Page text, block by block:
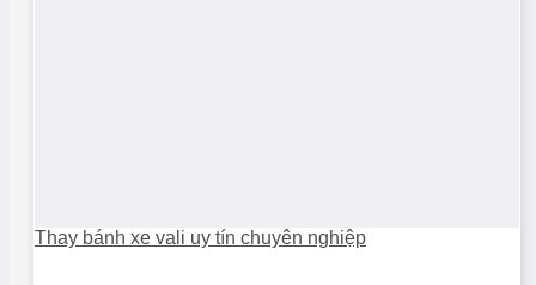
Thay bánh xe vali uy tín chuyên nghiệp